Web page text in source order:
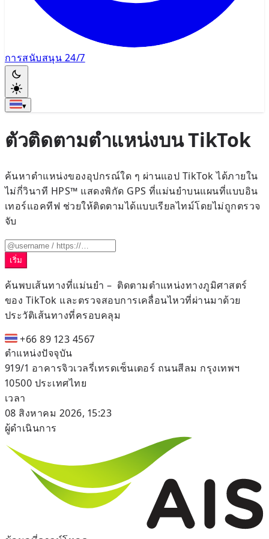
การสนับสนุน 24/7
▾
ตัวติดตามตำแหน่งบน TikTok
ค้นหาตำแหน่งของอุปกรณ์ใด ๆ ผ่านแอป TikTok ได้ภายใน
ไม่กี่วินาที HPS™ แสดงพิกัด GPS ที่แม่นยำบนแผนที่แบบอิน
เทอร์แอคทีฟ ช่วยให้ติดตามได้แบบเรียลไทม์โดยไม่ถูกตรวจ
จับ
เริ่ม
ค้นพบเส้นทางที่แม่นยำ – ติดตามตำแหน่งทางภูมิศาสตร์
ของ TikTok และตรวจสอบการเคลื่อนไหวที่ผ่านมาด้วย
ประวัติเส้นทางที่ครอบคลุม
+66 89 123 4567
ตำแหน่งปัจจุบัน
919/1 อาคารจิวเวลรี่เทรดเซ็นเตอร์ ถนนสีลม กรุงเทพฯ
10500 ประเทศไทย
เวลา
08 สิงหาคม 2026, 15:23
ผู้ดำเนินการ